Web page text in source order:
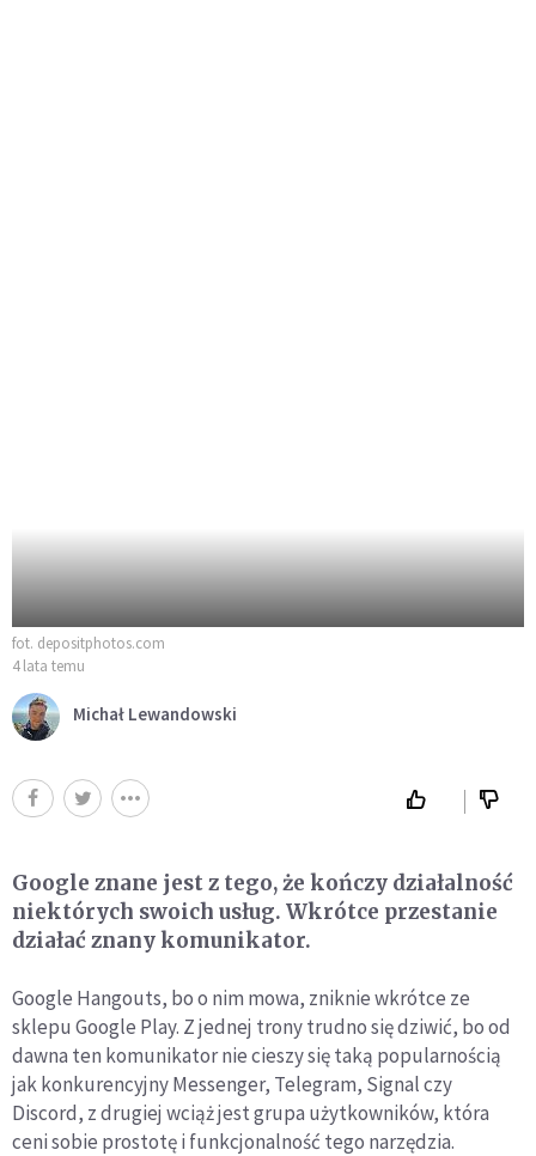
fot. depositphotos.com
4 lata temu
Michał Lewandowski
Google znane jest z tego, że kończy działalność
niektórych swoich usług. Wkrótce przestanie
działać znany komunikator.
Google Hangouts, bo o nim mowa, zniknie wkrótce ze
sklepu Google Play. Z jednej trony trudno się dziwić, bo od
dawna ten komunikator nie cieszy się taką popularnością
jak konkurencyjny Messenger, Telegram, Signal czy
Discord, z drugiej wciąż jest grupa użytkowników, która
ceni sobie prostotę i funkcjonalność tego narzędzia.